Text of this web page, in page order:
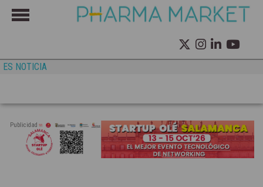
ES NOTICIA
Publicidad